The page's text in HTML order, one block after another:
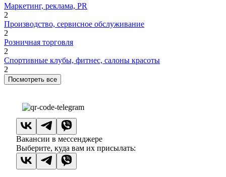
Маркетинг, реклама, PR
2
Производство, сервисное обслуживание
2
Розничная торговля
2
Спортивные клубы, фитнес, салоны красоты
2
Посмотреть все
Вакансии в мессенджере
Выберите, куда вам их присылать: